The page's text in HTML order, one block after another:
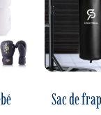
Sac de